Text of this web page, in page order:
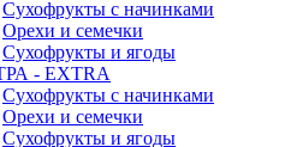
Сухофрукты с начинками
Орехи и семечки
Сухофрукты и ягоды
- EXTRA
Сухофрукты с начинками
Орехи и семечки
Сухофрукты и ягоды